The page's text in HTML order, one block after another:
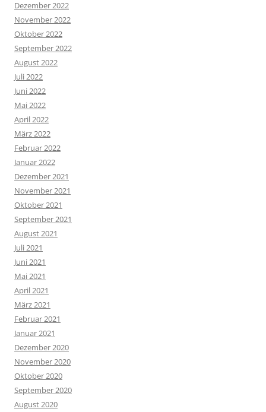
Dezember 2022
November 2022
Oktober 2022
September 2022
August 2022
Juli 2022
Juni 2022
Mai 2022
April 2022
März 2022
Februar 2022
Januar 2022
Dezember 2021
November 2021
Oktober 2021
September 2021
August 2021
Juli 2021
Juni 2021
Mai 2021
April 2021
März 2021
Februar 2021
Januar 2021
Dezember 2020
November 2020
Oktober 2020
September 2020
August 2020